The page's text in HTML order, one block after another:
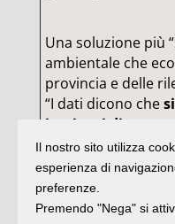
Una soluzione più
ambientale che
provincia e delle
“I dati dicono che
impianti di una
con pale ancora
realizzabile:in
medesime
progetto europeo
Il nostro sito utilizza
esperienza di
preferenze.
Premendo "Nega" si